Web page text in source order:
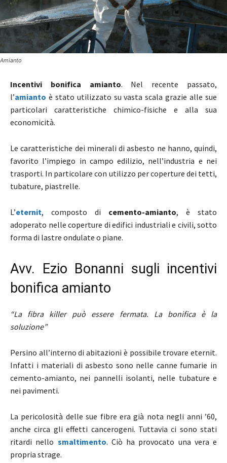
Amianto
Incentivi bonifica amianto. Nel recente passato,
l’amianto è stato utilizzato su vasta scala grazie alle sue
particolari caratteristiche chimico-fisiche e alla sua
economicità.
Le caratteristiche dei minerali di asbesto ne hanno, quindi,
favorito l’impiego in campo edilizio, nell’industria e nei
trasporti. In particolare con utilizzo per coperture dei tetti,
tubature, piastrelle.
L’eternit, composto di cemento-amianto, è stato
adoperato nelle coperture di edifici industriali e civili, sotto
forma di lastre ondulate o piane.
Avv. Ezio Bonanni sugli incentivi
bonifica amianto
“La fibra killer può essere fermata. La bonifica è la
soluzione”
Persino all’interno di abitazioni è possibile trovare eternit.
Infatti i materiali di asbesto sono nelle canne fumarie in
cemento-amianto, nei pannelli isolanti, nelle tubature e
nei pavimenti.
La pericolosità delle sue fibre era già nota negli anni ’60,
anche circa gli effetti cancerogeni. Tuttavia ci sono stati
ritardi nello smaltimento. Ciò ha provocato una vera e
propria strage.